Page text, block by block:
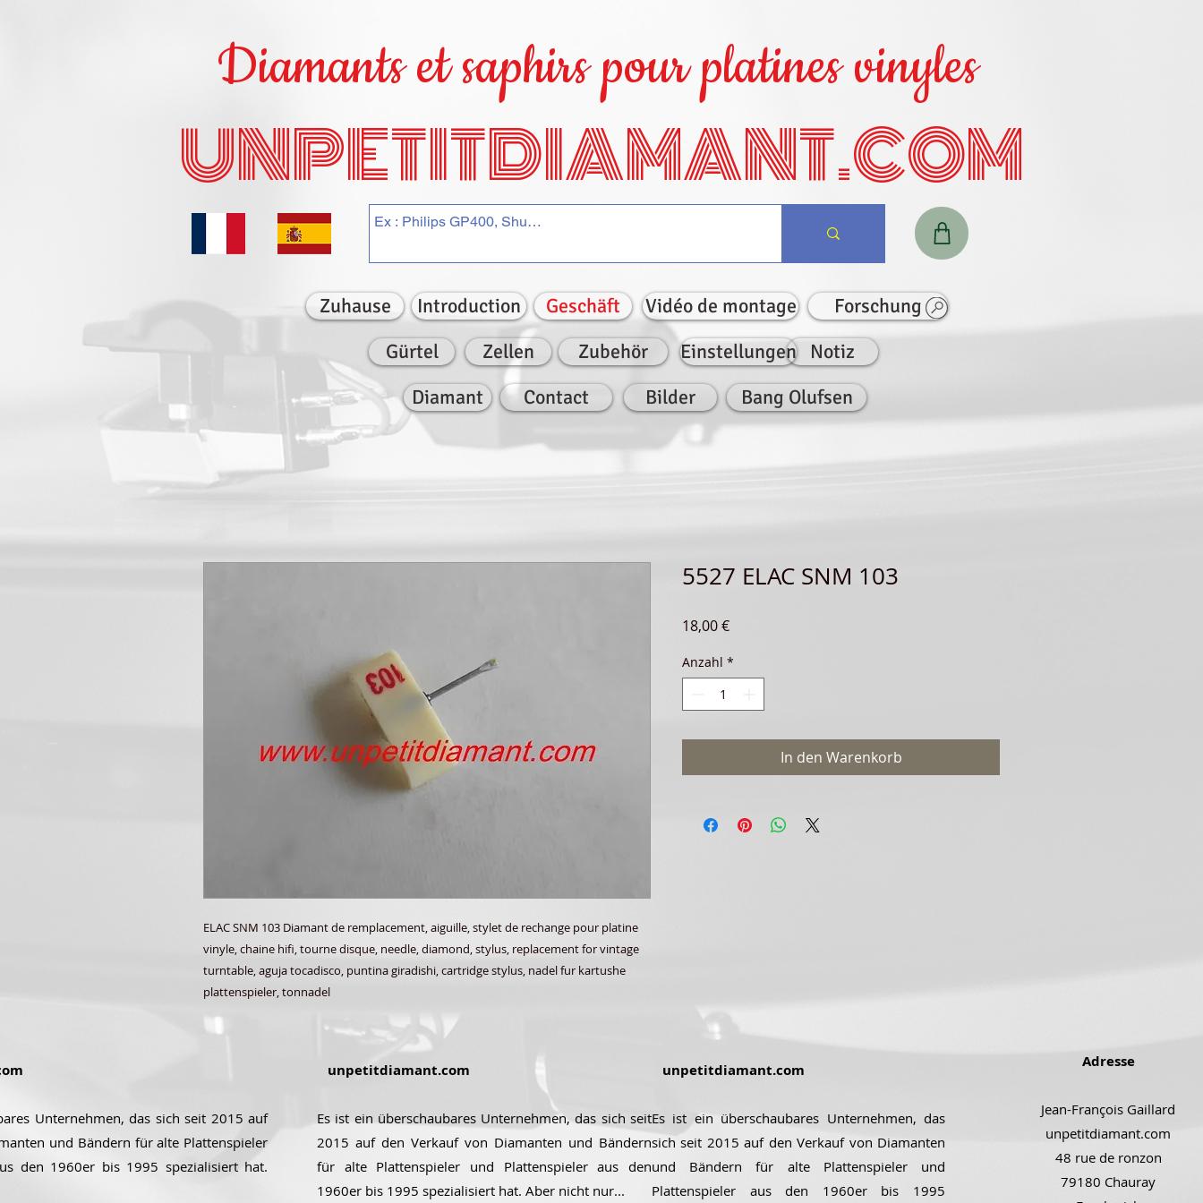
Diamants et saphirs pour platines vinyles
UNPETITDIAMANT.COM
Zuhause Introduction Geschäft Vidéo de montage
Forschung
Gürtel
Zellen Zubehör Einstellungen
Notiz
Diamant
Contact Bilder Bang Olufsen
ELAC SNM 103 Diamant de remplacement, aiguille, stylet de rechange pour platine
vinyle, chaine hifi, tourne disque, needle, diamond, stylus, replacement for vintage
turntable, aguja tocadisco, puntina giradishi, cartridge stylus, nadel fur kartushe
plattenspieler, tonnadel
5527 ELAC SNM 103
18,00 €Preis
Anzahl *
In den Warenkorb
Unternehmen, das sich seit 2015 auf
und Bändern für alte Plattenspieler
den 1960er bis 1995 spezialisiert hat.
unpetitdiamant.com
Es ist ein überschaubares Unternehmen, das sich seit
2015 auf den Verkauf von Diamanten und Bändern
für alte Plattenspieler und Plattenspieler aus den
1960er bis 1995 spezialisiert hat. Aber nicht nur...
unpetitdiamant.com
Es ist ein überschaubares Unternehmen, das
sich seit 2015 auf den Verkauf von Diamanten
und Bändern für alte Plattenspieler und
Plattenspieler aus den 1960er bis 1995
Adresse
Jean-François Gaillard
unpetitdiamant.com
48 rue de ronzon
79180 Chauray